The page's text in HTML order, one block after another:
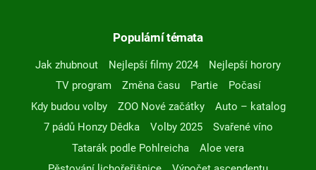
Populární témata
Jak zhubnout Nejlepší filmy 2024
Nejlepší horory
TV program
Změna času Partie
Počasí
Kdy budou volby
ZOO Nové začátky
Auto – katalog
7 pádů Honzy Dědka
Volby 2025
Svařené víno
Tatarák podle Pohlreicha
Aloe vera